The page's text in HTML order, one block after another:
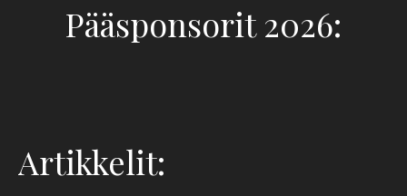
Pääsponsorit 2026:
Artikkelit: